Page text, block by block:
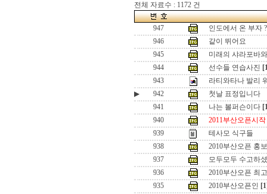
전체 자료수 : 1172 건
947
인도에서 온 부자
946
같이 뛰어요
945
미래의 샤라포바
944
선수들 연습사진
943
라티와타나 발리
▶
942
첫날 표정입니다
941
나는 볼퍼슨이다
940
2011부산오픈시작
939
테사모 식구들
938
2010부산오픈 홍
937
모두모두 수고하
936
2010부산오픈 최
935
2010부산오픈인